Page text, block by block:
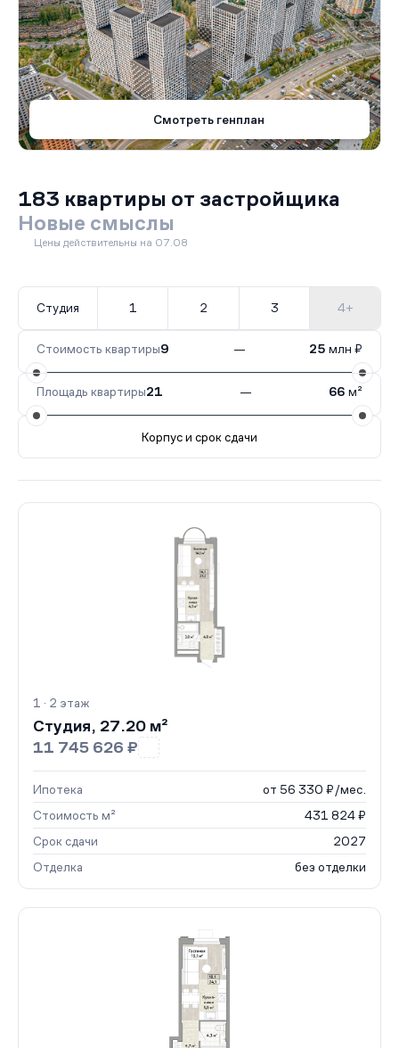
Смотреть генплан
183 квартиры от застройщика
Новые смыслы
Цены действительны на 07.08
Студия 1 2 3 4+
Стоимость квартиры9 — 25 млн ₽
Площадь квартиры21 — 66 м²
Корпус и срок сдачи
1100 кв.IV кв. 2027
1 · 2 этаж
Студия, 27.20 м²
11 745 626 ₽
Ипотека
от 56 330 ₽/мес.
Стоимость м²
431 824 ₽
Срок сдачи
2027
Отделка
без отделки